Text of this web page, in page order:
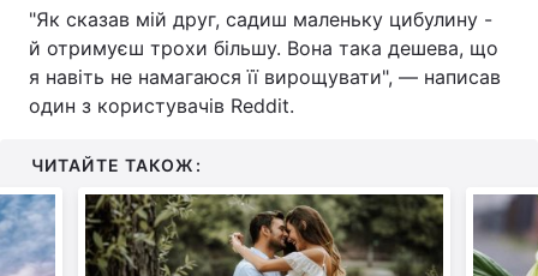
"Як сказав мій друг, садиш маленьку цибулину -
й отримуєш трохи більшу. Вона така дешева, що
я навіть не намагаюся її вирощувати", — написав
один з користувачів Reddit.
ЧИТАЙТЕ ТАКОЖ: